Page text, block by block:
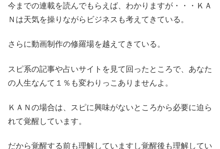
今までの連載を読んでもらえば、わかりますが・・・ＫＡ
Ｎは天気を操りながらビジネスも考えてきている。
さらに動画制作の修羅場を越えてきている。
スピ系の記事や占いサイトを見て回ったところで、あなた
の人生なんて１％も変わりっこありませんよ。
ＫＡＮの場合は、スピに興味がないところから必要に迫ら
れて覚醒しています。
だから覚醒する前も理解していますし覚醒後も理解してい